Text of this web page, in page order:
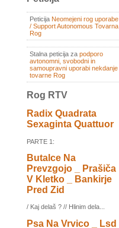
Peticija Neomejeni rog uporabe
/ Support Autonomous Tovarna
Rog
Stalna peticija za podporo
avtonomni, svobodni in
samoupravni uporabi nekdanje
tovarne Rog
Rog RTV
Radix Quadrata
Sexaginta Quattuor
PARTE 1:
Butalce Na
Prevzgojo _ Prašiča
V Kletko _ Bankirje
Pred Zid
/ Kaj delaš ? // Hlinim dela...
Psa Na Vrvico _ Lsd